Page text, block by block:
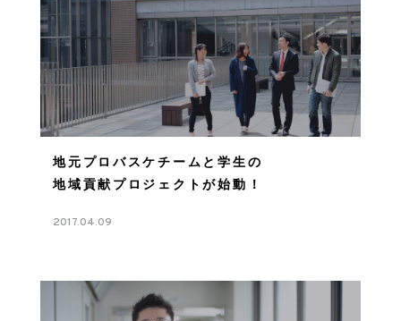
地元プロバスケチームと学生の
地域貢献プロジェクトが始動！
2017.04.09